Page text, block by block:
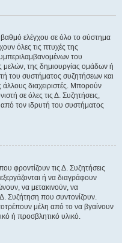
βαθμό ελέγχου σε όλο το σύστημα
όλες τις πτυχές της
του
της δημιουργίας ομάδων ή
του συστήματος συζητήσεων και
άλλους διαχειριστές. Μπορούν
σε όλες τις Δ. Συζητήσεις,
τον ιδρυτή του συστήματος
φροντίζουν τις Δ. Συζητήσεις
ή να διαγράφουν
να μετακινούν, να
Συζήτηση που συντονίζουν.
μέλη από το να βγαίνουν
ή προσβλητικό υλικό.